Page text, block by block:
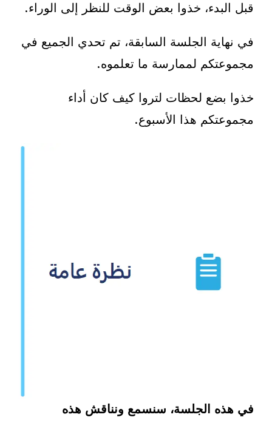
قبل البدء، خذوا بعض الوقت للنظر إلى الوراء.
في نهاية الجلسة السابقة، تم تحدي الجميع في
مجموعتكم لممارسة ما تعلموه.
خذوا بضع لحظات لتروا كيف كان أداء
مجموعتكم هذا الأسبوع.
في هذه الجلسة، سنسمع ونناقش هذه